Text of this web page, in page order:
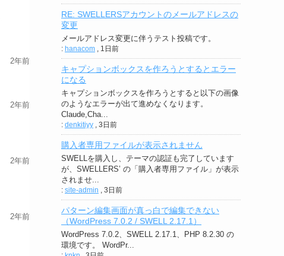
2年前
2年前
2年前
2年前
RE: SWELLERSアカウントのメールアドレスの
変更
メールアドレス変更に伴うテスト投稿です。
: hanacom 1日前
キャプションボックスを作ろうとするとエラー
になる
キャプションボックスを作ろうとすると以下の画像
のようなエラーが出て進めなくなります。
Claude,Cha...
: denkitiyy 3日前
購入者専用ファイルが表示されません
SWELLを購入し、テーマの認証も完了しています
が、SWELLERS’ の「購入者専用ファイル」が表示
されませ...
: site-admin 3日前
パターン編集画面が真っ白で編集できない
（WordPress 7.0.2 / SWELL 2.17.1）
WordPress 7.0.2、SWELL 2.17.1、PHP 8.2.30 の
環境です。 WordPr...